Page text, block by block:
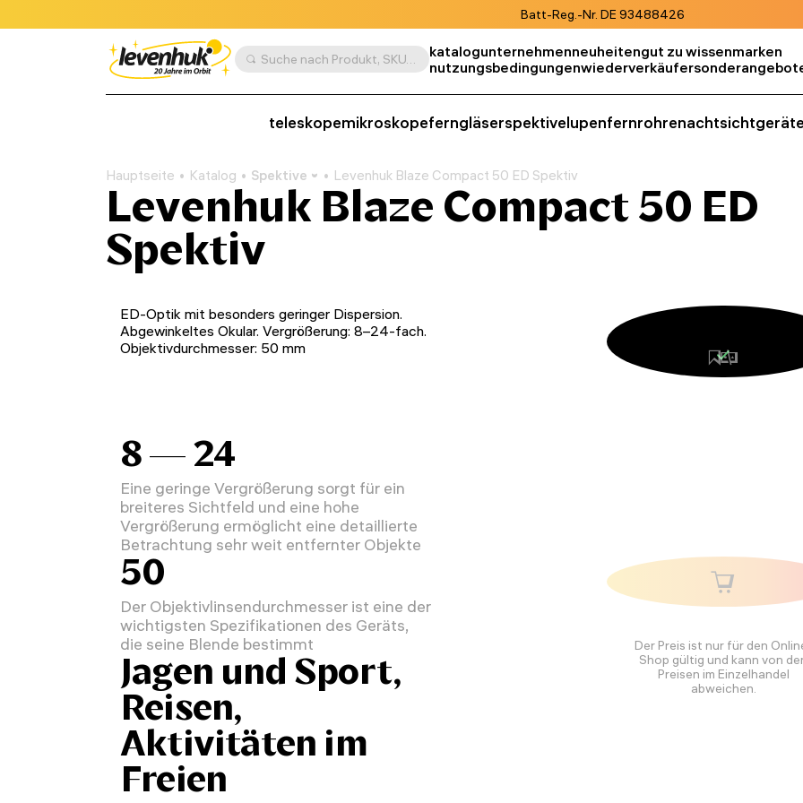
Batt-Reg.-Nr. DE 93488426
Suche nach Produkt, SKU, Kategorie, usw. katalogunternehmenneuheitengut zu wissenmarken
nutzungsbedingungenwiederverkäufer
teleskopemikroskopeferngläserspektivelupenfernrohre
Hauptseite Katalog Spektive Levenhuk Blaze Compact 50 ED Spektiv
Levenhuk Blaze Compact 50 ED
Spektiv
Der Preis ist nur für den
Shop gültig und kann von
Preisen im Einzelhandel
abweichen.
ED-Optik mit besonders geringer Dispersion.
Abgewinkeltes Okular. Vergrößerung: 8–24-fach.
Objektivdurchmesser: 50 mm
8 — 24
Eine geringe Vergrößerung sorgt für ein
breiteres Sichtfeld und eine hohe
Vergrößerung ermöglicht eine detaillierte
Betrachtung sehr weit entfernter Objekte
50
Der Objektivlinsendurchmesser ist eine der
wichtigsten Spezifikationen des Geräts,
die seine Blende bestimmt
Jagen und Sport,
Reisen,
Aktivitäten im
Freien